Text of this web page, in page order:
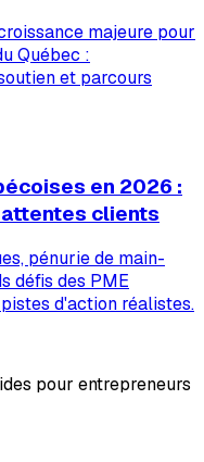
majeure pour
Québec :
et parcours
en 2026 :
clients
pénurie de main-
défis des PME
d'action réalistes.
pour entrepreneurs